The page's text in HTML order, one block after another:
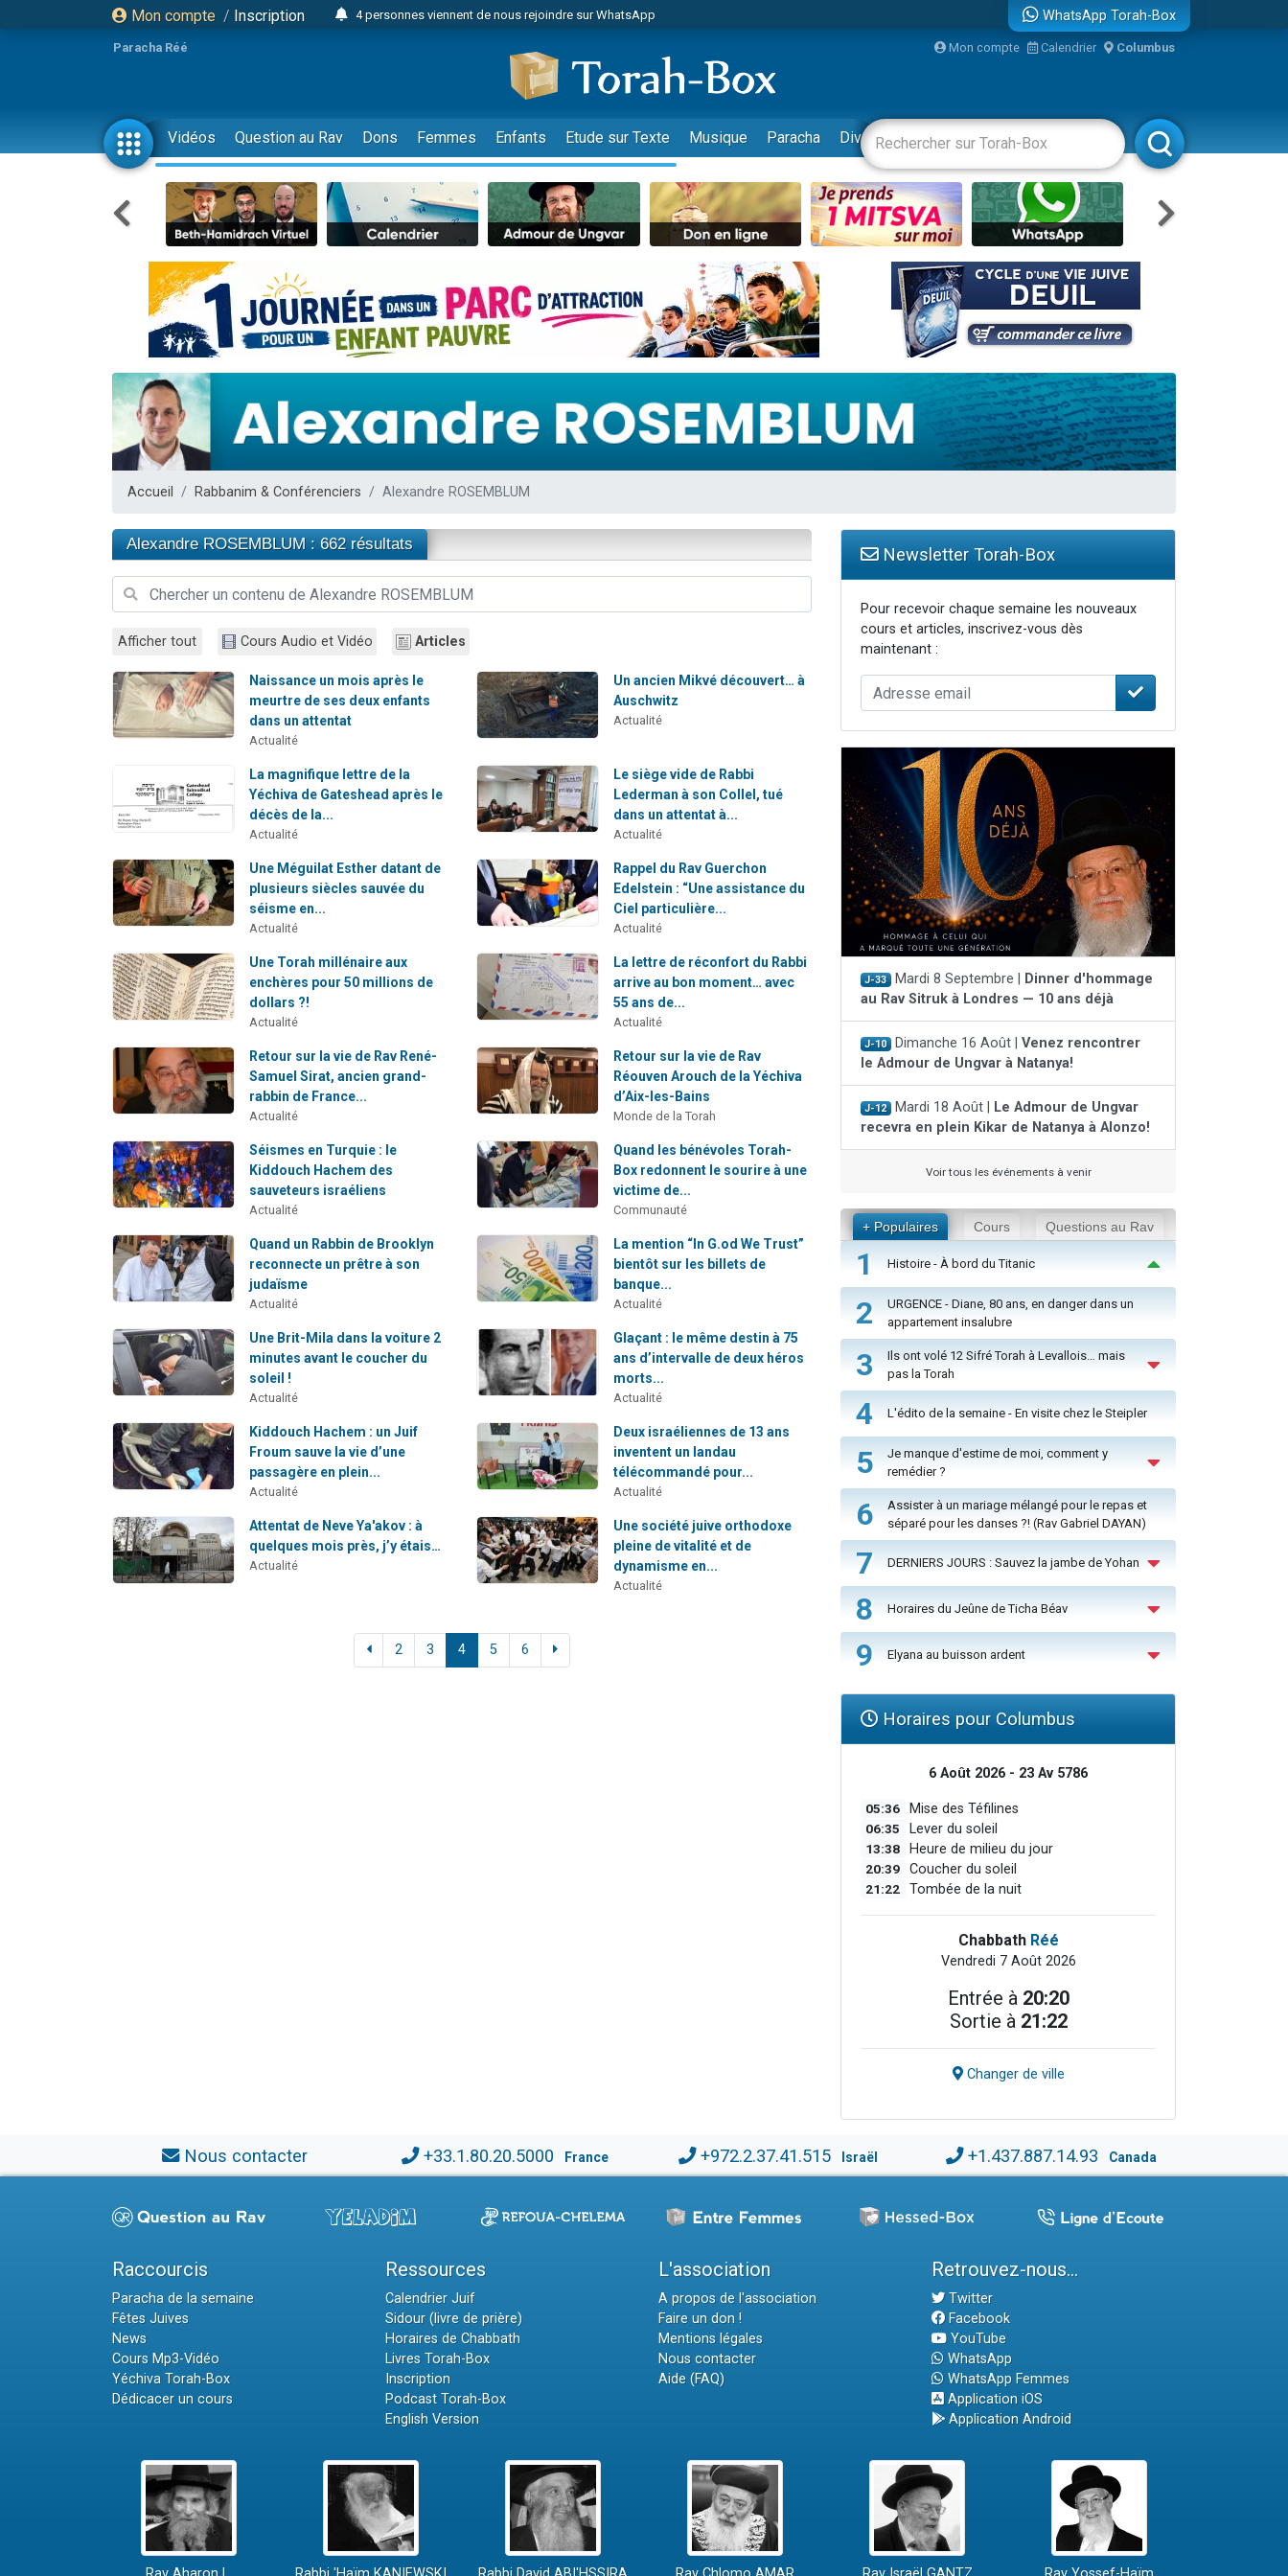
Mon compte / Inscription
4 personnes viennent de nous rejoindre sur WhatsApp
Odaya vient de donner son Maasser
3 personnes viennent de faire un don pour 5 jours de vacances aux Orphelins
3 personnes viennent de faire un don pour Diane, 80 ans, dans un appartement insalubre
13 personnes viennent de demander une bénédiction
2 personnes viennent de nous rejoindre sur WhatsApp
30 personnes viennent de faire un don pour Sauvez la jambe de Yohan
Il reste 49 places pour étudier en groupe sur Zoom
3 personnes viennent de nous rejoindre sur WhatsApp
2 personnes viennent de nous rejoindre sur WhatsApp
3 personnes viennent de nous rejoindre sur WhatsApp
8 personnes viennent de faire un don pour Tsédaka : pauvres d'Israel
Nouvelle émission radio : Visions de grandeur n°104 : Le Chabbath et le Birkat Hamazone à travers le temps
61 personnes viennent de demander une bénédiction
Il reste 49 places pour étudier en groupe sur Zoom
Eva vient de donner son Maasser
WhatsApp Torah-Box
Paracha Réé Mon compte Calendrier Columbus
Vidéos Question au Rav Dons Femmes Enfants Etude sur Texte Musique Paracha Divertissements Livres Rabbanim
Accueil Rabbanim & Conférenciers Alexandre ROSEMBLUM
Alexandre ROSEMBLUM : 662 résultats
Afficher tout Cours Audio et Vidéo Articles
Naissance un mois après le
meurtre de ses deux enfants
dans un attentat
Actualité
Un ancien Mikvé découvert… à
Auschwitz
Actualité
La magnifique lettre de la
Yéchiva de Gateshead après le
décès de la...
Actualité
Le siège vide de Rabbi
Lederman à son Collel, tué
dans un attentat à...
Actualité
Une Méguilat Esther datant de
plusieurs siècles sauvée du
séisme en...
Actualité
Rappel du Rav Guerchon
Edelstein : “Une assistance du
Ciel particulière...
Actualité
Une Torah millénaire aux
enchères pour 50 millions de
dollars ?!
Actualité
La lettre de réconfort du Rabbi
arrive au bon moment… avec
55 ans de...
Actualité
Retour sur la vie de Rav René-
Samuel Sirat, ancien grand-
rabbin de France...
Actualité
Retour sur la vie de Rav
Réouven Arouch de la Yéchiva
d’Aix-les-Bains
Monde de la Torah
Séismes en Turquie : le
Kiddouch Hachem des
sauveteurs israéliens
Actualité
Quand les bénévoles Torah-
Box redonnent le sourire à une
victime de...
Communauté
Quand un Rabbin de Brooklyn
reconnecte un prêtre à son
judaïsme
Actualité
La mention “In G.od We Trust”
bientôt sur les billets de
banque...
Actualité
Une Brit-Mila dans la voiture 2
minutes avant le coucher du
soleil !
Actualité
Glaçant : le même destin à 75
ans d’intervalle de deux héros
morts...
Actualité
Kiddouch Hachem : un Juif
Froum sauve la vie d’une
passagère en plein...
Actualité
Deux israéliennes de 13 ans
inventent un landau
télécommandé pour...
Actualité
Attentat de Neve Ya'akov : à
quelques mois près, j’y étais…
Actualité
Une société juive orthodoxe
pleine de vitalité et de
dynamisme en...
Actualité
2 3 4 5 6
Newsletter Torah-Box
Pour recevoir chaque semaine les nouveaux
cours et articles, inscrivez-vous dès
maintenant :
J-33 Mardi 8 Septembre |
Dinner d'hommage
au Rav Sitruk à Londres — 10 ans déjà
J-10 Dimanche 16 Août | Venez rencontrer
le Admour de Ungvar à Natanya!
J-12 Mardi 18 Août |
Le Admour de Ungvar
recevra en plein Kikar de Natanya à Alonzo!
Voir tous les événements à venir
+ Populaires Cours Questions au Rav
1 Histoire - À bord du Titanic
2
URGENCE - Diane, 80 ans, en danger dans un
appartement insalubre
3
Ils ont volé 12 Sifré Torah à Levallois… mais
pas la Torah
4 L'édito de la semaine - En visite chez le Steipler
5
Je manque d'estime de moi, comment y
remédier ?
6
Assister à un mariage mélangé pour le repas et
séparé pour les danses ?! (Rav Gabriel DAYAN)
7 DERNIERS JOURS : Sauvez la jambe de Yohan
8 Horaires du Jeûne de Ticha Béav
9 Elyana au buisson ardent
Horaires pour Columbus
6 Août 2026 - 23 Av 5786
05:36 Mise des Téfilines
06:35 Lever du soleil
13:38 Heure de milieu du jour
20:39 Coucher du soleil
21:22 Tombée de la nuit
Chabbath Réé
Vendredi 7 Août 2026
Entrée à 20:20
Sortie à 21:22
Changer de ville
Nous contacter +33.1.80.20.5000 France +972.2.37.41.515 Israël +1.437.887.14.93 Canada
Raccourcis
Paracha de la semaine
Fêtes Juives
News
Cours Mp3-Vidéo
Yéchiva Torah-Box
Dédicacer un cours
Ressources
Calendrier Juif
Sidour (livre de prière)
Horaires de Chabbath
Livres Torah-Box
Inscription
Podcast Torah-Box
English Version
L'association
A propos de l'association
Faire un don !
Mentions légales
Nous contacter
Aide (FAQ)
Retrouvez-nous...
Twitter
Facebook
YouTube
WhatsApp
WhatsApp Femmes
Application iOS
Application Android